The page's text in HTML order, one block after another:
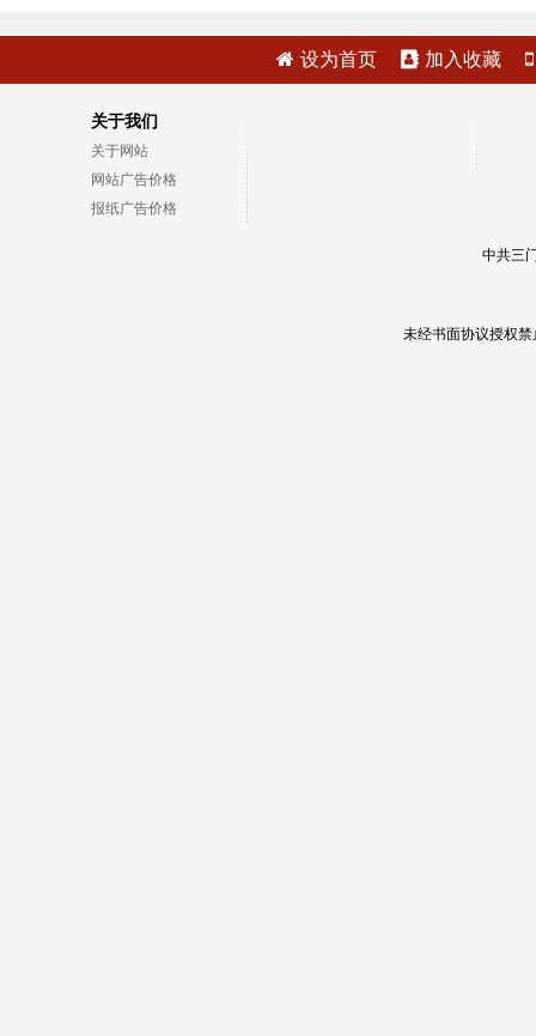
设为首页 加入收藏
关于我们
关于网站
网站广告价格
报纸广告价格
中共三
未经书面协议授权